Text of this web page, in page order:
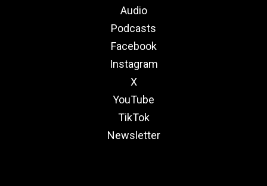
Audio
Podcasts
Facebook
Instagram
X
YouTube
TikTok
Newsletter